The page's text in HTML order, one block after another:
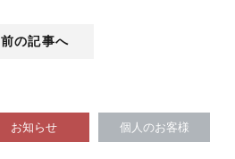
前の記事へ
お知らせ 個人のお客様